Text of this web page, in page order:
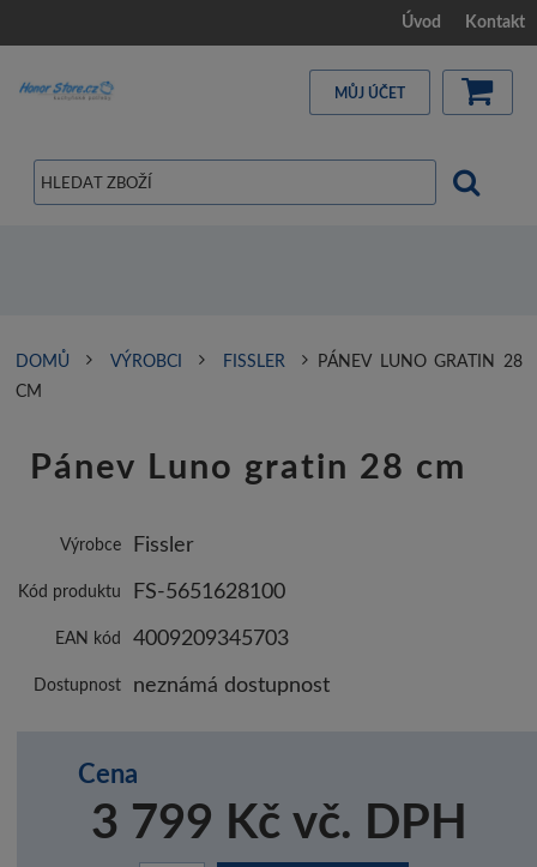
Úvod Kontakt
MŮJ ÚČET
DOMŮ VÝROBCI FISSLER
PÁNEV LUNO GRATIN 28
CM
Pánev Luno gratin 28 cm
Výrobce Fissler
Kód produktu FS-5651628100
EAN kód 4009209345703
Dostupnost neznámá dostupnost
Cena
3 799 Kč vč. DPH